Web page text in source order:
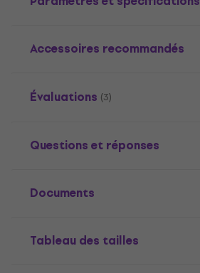
Accessoires recommandés
Évaluations (3)
Questions et réponses
Documents
Tableau des tailles